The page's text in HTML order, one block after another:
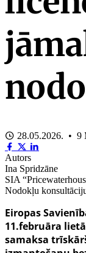
28.05.2026. • 9
Autors
Ina Spridzāne
SIA
Nodokļu
Eiropas
11.februāra
samaksa